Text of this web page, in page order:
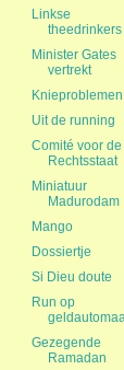
Linkse
theedrinkers
Minister Gates
vertrekt
Knieproblemen
Uit de running
Comité voor de
Rechtsstaat
Miniatuur
Madurodam
Mango
Dossiertje
Si Dieu doute
Run op
Gezegende
Ramadan